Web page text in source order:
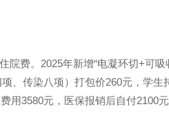
费。2025年新增“电凝环切+可吸
、传染八项）打包价260元，学生
用3580元，医保报销后自付2100